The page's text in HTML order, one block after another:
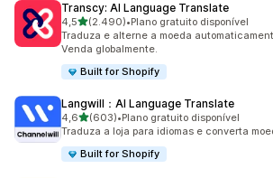
Transcy: AI Language Translate
4,5de 5 estrelas
(2.490)
2490 avaliações ao todo
•Plano gratuito disponível
Traduza e alterne a moeda
Venda globalmente.
Built for Shopify
Langwill：AI Language Translate
4,6de 5 estrelas
(603)
603 avaliações ao todo
•Plano gratuito disponível
Traduza a loja para idiomas e converta
Built for Shopify